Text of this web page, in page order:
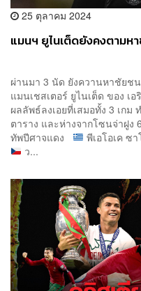
25 ตุลาคม 2024
แมนฯ ยูไนเต็ดยังคงตามห
ผ่านมา 3 นัด ยังควานหาชัยช
แมนเชสเตอร์ ยูไนเต็ด ของ เ
ผลลัพธ์ลงเอยที่เสมอทั้ง 3 เก
ตาราง และห่างจากโซนจ่าฝู
ทัพปีศาจแดง
พีเอโอเค ซ
ว...